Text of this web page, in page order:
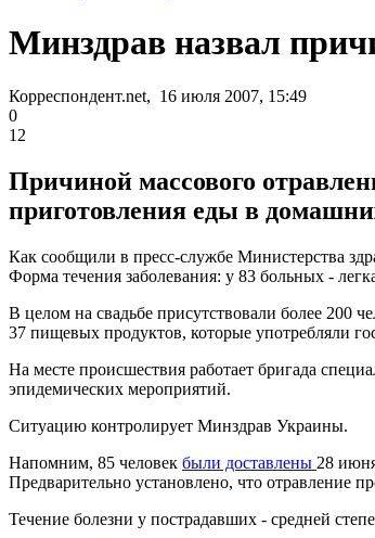
Минздрав назвал
Корреспондент.net, 16 июля 2007, 15:49
0
12
Причиной массового
приготовления еды в
Как сообщили в пресс-службе Министерства
Форма течения заболевания: у 83 больных -
В целом на свадьбе присутствовали более 200
37 пищевых продуктов, которые употребляли
На месте происшествия работает бригада
эпидемических мероприятий.
Ситуацию контролирует Минздрав Украины.
Напомним, 85 человек были доставлены 28
Предварительно установлено, что отравление
Течение болезни у пострадавших - средней